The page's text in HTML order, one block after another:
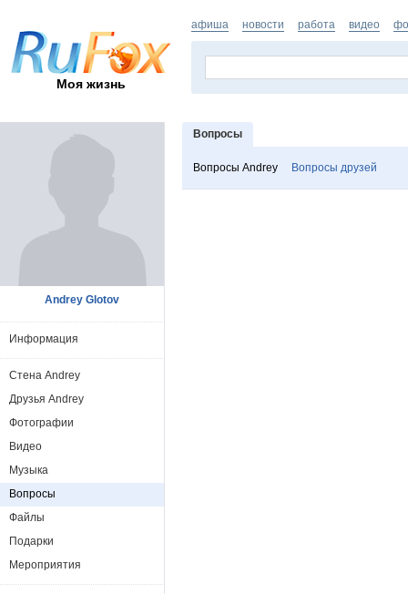
Моя жизнь
афиша новости работа видео
Вопросы
Вопросы Andrey Вопросы друзей
Andrey Glotov
Информация
Стена Andrey
Друзья Andrey
Фотографии
Видео
Музыка
Вопросы
Файлы
Подарки
Мероприятия